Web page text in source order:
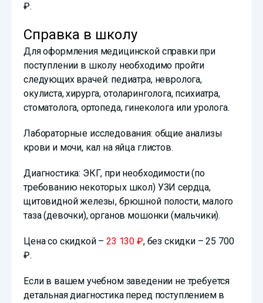
₽.
Справка в школу
Для оформления медицинской справки при
поступлении в школу необходимо пройти
следующих врачей: педиатра, невролога,
окулиста, хирурга, отоларинголога, психиатра,
стоматолога, ортопеда, гинеколога или уролога.
Лабораторные исследования: общие анализы
крови и мочи, кал на яйца глистов.
Диагностика: ЭКГ, при необходимости (по
требованию некоторых школ) УЗИ сердца,
щитовидной железы, брюшной полости, малого
таза (девочки), органов мошонки (мальчики).
Цена со скидкой –23 130 ₽, без скидки – 25 700
₽.
Если в вашем учебном заведении не требуется
детальная диагностика перед поступлением в